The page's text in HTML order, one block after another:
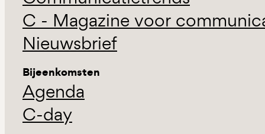
C - Magazine voor
Nieuwsbrief
Bijeenkomsten
Agenda
C-day